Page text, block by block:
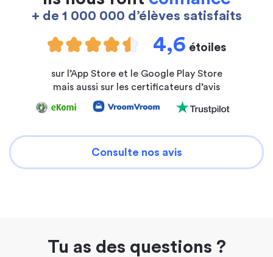
+ de 1 000 000 d’élèves satisfaits
4,6 étoiles
sur l’App Store et le Google Play Store
mais aussi sur les certificateurs d’avis
Consulte nos avis
Tu as des questions ?